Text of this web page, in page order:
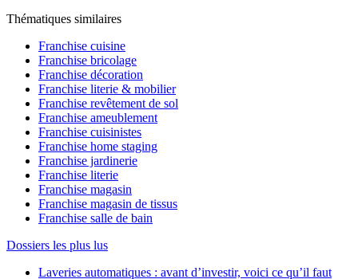
Thématiques similaires
Franchise cuisine
Franchise bricolage
Franchise décoration
Franchise literie & mobilier
Franchise revêtement de sol
Franchise ameublement
Franchise cuisinistes
Franchise home staging
Franchise jardinerie
Franchise literie
Franchise magasin
Franchise magasin de tissus
Franchise salle de bain
Dossiers les plus lus
Laveries automatiques : avant d’investir, voici ce qu’il faut